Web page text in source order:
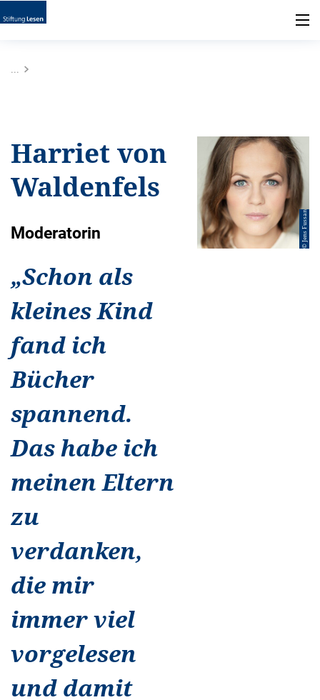
...
Harriet von
Waldenfels
Moderatorin
„Schon als
kleines Kind
fand ich
Bücher
spannend.
Das habe ich
meinen Eltern
zu
verdanken,
die mir
immer viel
vorgelesen
und damit
© Jens Fussan